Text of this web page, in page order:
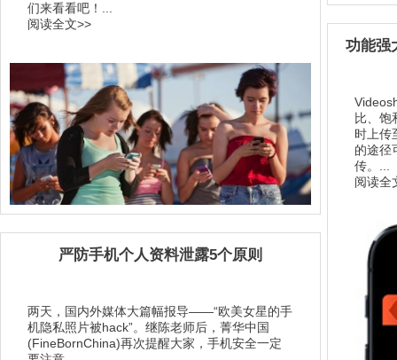
们来看看吧！...
阅读全文>>
功能强
比、饱
时上传
的途径
传。...
阅读全
严防手机个人资料泄露5个原则
两天，国内外媒体大篇幅报导——“欧美女星的手
机隐私照片被hack”。继陈老师后，菁华中国
(FineBornChina)再次提醒大家，手机安全一定